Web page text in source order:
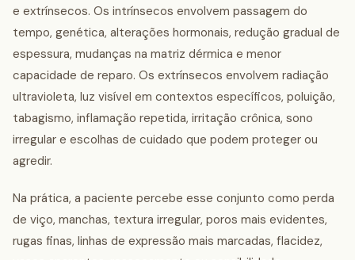
e extrínsecos. Os intrínsecos envolvem passagem do
tempo, genética, alterações hormonais, redução gradual de
espessura, mudanças na matriz dérmica e menor
capacidade de reparo. Os extrínsecos envolvem radiação
ultravioleta, luz visível em contextos específicos, poluição,
tabagismo, inflamação repetida, irritação crônica, sono
irregular e escolhas de cuidado que podem proteger ou
agredir.
Na prática, a paciente percebe esse conjunto como perda
de viço, manchas, textura irregular, poros mais evidentes,
rugas finas, linhas de expressão mais marcadas, flacidez,